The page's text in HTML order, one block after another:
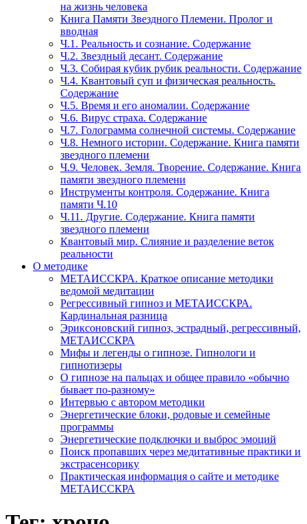
на жизнь человека
Книга Памяти Звездного Племени. Пролог и
вводная
Ч.1. Реальность и сознание. Содержание
Ч.2. Звездный десант. Содержание
Ч.3. Собирая кубик рубик реальности. Содержание
Ч.4. Квантовый суп и физическая реальность.
Содержание
Ч.5. Время и его аномалии. Содержание
Ч.6. Вирус страха. Содержание
Ч.7. Голограмма солнечной системы. Содержание
Ч.8. Немного истории. Содержание. Книга памяти
звездного племени
Ч.9. Человек. Земля. Творение. Содержание. Книга
памяти звездного племени
Инструменты контроля. Содержание. Книга
памяти Ч.10
Ч.11. Другие. Содержание. Книга памяти
звездного племени
Квантовый мир. Слияние и разделение веток
реальности
О методике
МЕТАИССКРА. Краткое описание методики
ведомой медитации
Регрессивный гипноз и МЕТАИССКРА.
Кардинальная разница
Эриксоновский гипноз, эстрадный, регрессивный,
МЕТАИССКРА
Мифы и легенды о гипнозе. Гипнологи и
гипнотизеры
О гипнозе на пальцах и общее правило «обычно
бывает по-разному»
Интервью с автором методики
Энергетические блоки, родовые и семейные
программы
Энергетические подключки и выброс эмоций
Поиск пропавших через медитативные практики и
экстрасенсорику
Практическая информация о сайте и методике
МЕТАИССКРА